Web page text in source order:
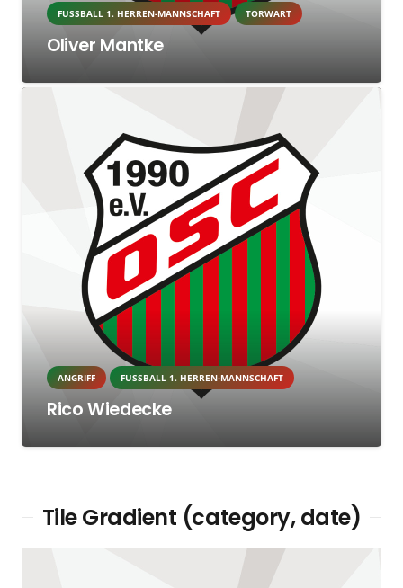
FUSSBALL 1. HERREN-MANNSCHAFT TORWART
Oliver Mantke
ANGRIFF FUSSBALL 1. HERREN-MANNSCHAFT
Rico Wiedecke
Tile Gradient (category, date)